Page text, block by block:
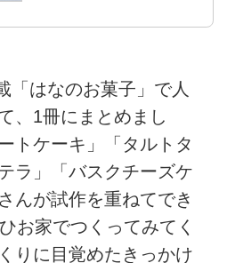
「はなのお菓子」で人
、1冊にまとめまし
トケーキ」「タルトタ
ラ」「バスクチーズケ
んが試作を重ねてでき
お家でつくってみてく
りに目覚めたきっかけ